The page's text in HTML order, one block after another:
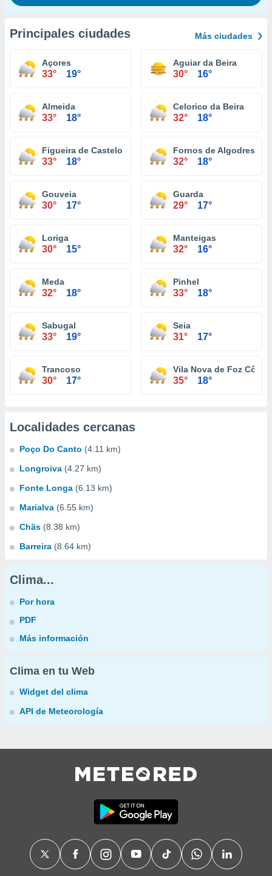
Principales ciudades Más ciudades
Açores
33° 19°
Aguiar da Beira
30° 16°
Almeida
33° 18°
Celorico da Beira
32° 18°
Figueira de Castelo Rodrigo
33° 18°
Fornos de Algodres
32° 18°
Gouveia
30° 17°
Guarda
29° 17°
Loriga
30° 15°
Manteigas
32° 16°
Meda
32° 18°
Pinhel
33° 18°
Sabugal
33° 19°
Seia
31° 17°
Trancoso
30° 17°
Vila Nova de Foz Côa
35° 18°
Localidades cercanas
Poço Do Canto (4.11 km)
Longroiva (4.27 km)
Fonte Longa (6.13 km)
Marialva (6.55 km)
Chãs (8.38 km)
Barreira (8.64 km)
Clima...
Por hora
PDF
Más información
Clima en tu Web
Widget del clima
API de Meteorología